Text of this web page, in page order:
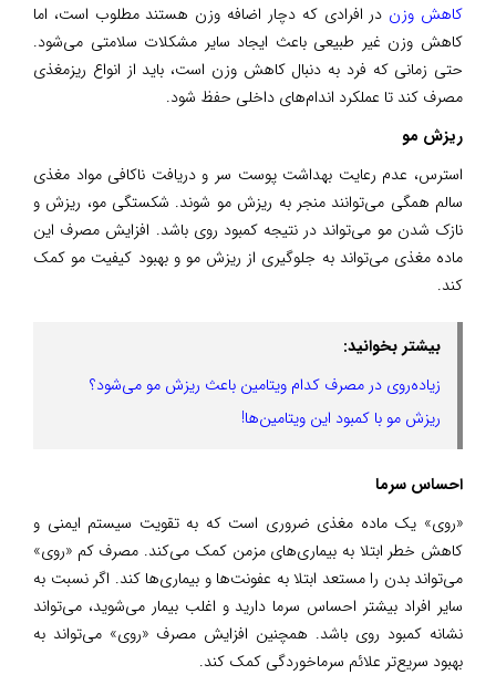
کاهش وزن در افرادی که دچار اضافه وزن هستند مطلوب است، اما
کاهش وزن غیر طبیعی باعث ایجاد سایر مشکلات سلامتی می‌شود.
حتی زمانی که فرد به دنبال کاهش وزن است، باید از انواع ریزمغذی
مصرف کند تا عملکرد اندام‌های داخلی حفظ شود.
ریزش مو
استرس، عدم رعایت بهداشت پوست سر و دریافت ناکافی مواد مغذی
سالم همگی می‌توانند منجر به ریزش مو شوند. شکستگی مو، ریزش و
نازک شدن مو می‌تواند در نتیجه کمبود روی باشد. افزایش مصرف این
ماده مغذی می‌تواند به جلوگیری از ریزش مو و بهبود کیفیت مو کمک
کند.
بیشتر بخوانید:
زیاده‌روی در مصرف کدام ویتامین باعث ریزش مو می‌شود؟
ریزش مو با کمبود این ویتامین‌ها!
احساس سرما
«روی» یک ماده مغذی ضروری است که به تقویت سیستم ایمنی و
کاهش خطر ابتلا به بیماری‌های مزمن کمک می‌کند. مصرف کم «روی»
می‌تواند بدن را مستعد ابتلا به عفونت‌ها و بیماری‌ها کند. اگر نسبت به
سایر افراد بیشتر احساس سرما دارید و اغلب بیمار می‌شوید، می‌تواند
نشانه کمبود روی باشد. همچنین افزایش مصرف «روی» می‌تواند به
بهبود سریع‌تر علائم سرماخوردگی کمک کند.